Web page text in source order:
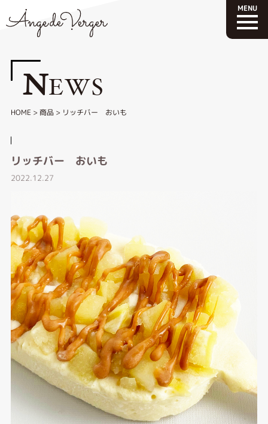
NEWS
HOME >商品> リッチバー おいも
リッチバー おいも
2022.12.27